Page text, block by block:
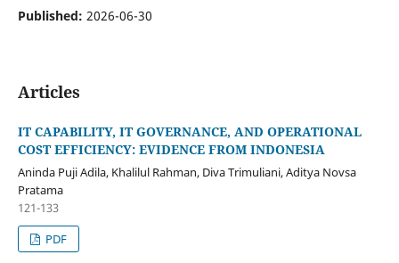
Published: 2026-06-30
Articles
IT CAPABILITY, IT GOVERNANCE, AND OPERATIONAL
COST EFFICIENCY: EVIDENCE FROM INDONESIA
Aninda Puji Adila, Khalilul Rahman, Diva Trimuliani, Aditya Novsa
Pratama
121-133
PDF